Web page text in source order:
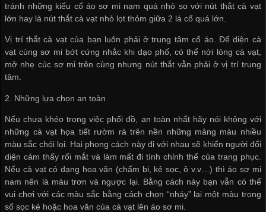
tránh những kiểu cổ áo sơ mi nam quá nhỏ so với nút thắt cà vạt
lớn hay là nút thắt cà vạt nhỏ lọt thỏm giữa 2 lá cổ quá lớn.
Vị trí thắt cà vạt của bạn luôn phải ở trung tâm cổ áo. Để diện cà
vạt cùng sơ mi bớt cứng nhắc khi dạo phố, có thể nới lỏng cà vạt,
mở nhẹ cúc sơ mi trên cùng nhưng nút thắt vẫn phải ở vị trí trung
tâm.
2. Những lựa chọn an toàn
Nếu chưa khéo trong việc phối đồ, an toàn nhất hãy nói không với
những cà vạt họa tiết rườm rà trên nền những mảng màu nhiều
màu sắc chói lọi. Hai phong cách này đi với nhau sẽ khiến người đối
diện cảm thấy rối mắt và làm mất đi tính chỉnh thể của trang phục.
Nếu cà vạt có dạng hoa văn (chấm bi, kẻ sọc, ô v.v…) thì áo sơ mi
nam nên là màu trơn và ngược lại. Bằng cách này bạn vẫn có thể
vui chơi với các màu sắc bằng cách chọn “nháy” lại một màu trong
số sọc kẻ hoặc hoa văn của cà vạt lên áo sơ mi.